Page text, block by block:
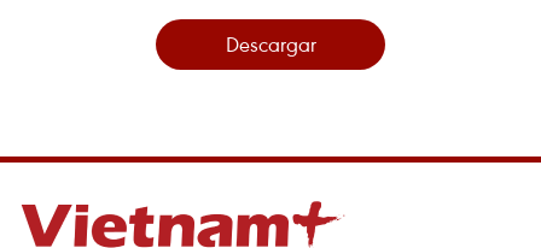
Descargar